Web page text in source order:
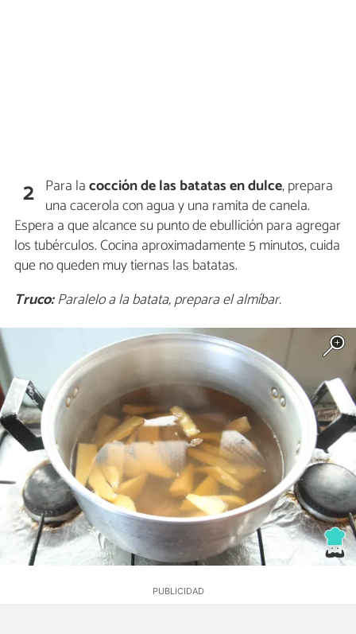
2 Para lacocción de las batatas en dulce, prepara
una cacerola con agua y una ramita de canela.
Espera a que alcance su punto de ebullición para agregar
los tubérculos. Cocina aproximadamente 5 minutos, cuida
que no queden muy tiernas las batatas.
Truco:Paralelo a la batata, prepara el almíbar.